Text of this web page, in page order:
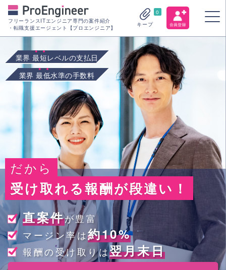
フリーランスITエンジニア専門の案件紹介
・転職支援エージェント【プロエンジニア】
0
キープ
業界最短レベルの支払日
業界最低水準の手数料
だから
受け取れる報酬が段違い！
直案件が豊富
マージン率は約10%
報酬の受け取りは翌月末日